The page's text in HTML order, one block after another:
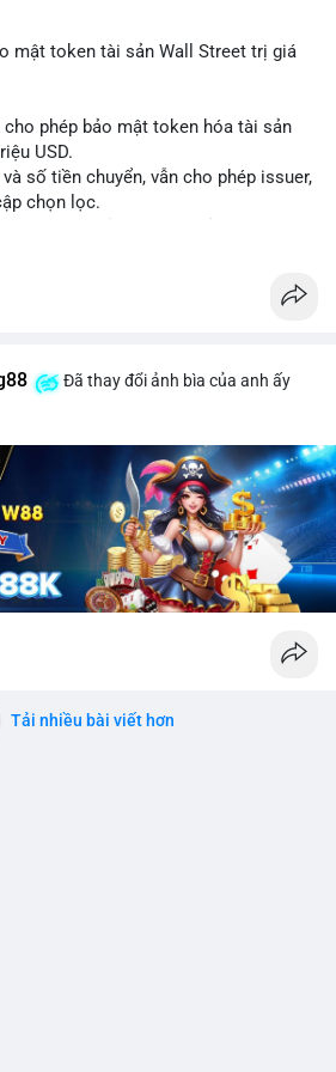
mật token tài sản Wall Street trị giá
phép bảo mật token hóa tài sản
USD.
số tiền chuyển, vẫn cho phép issuer,
chọn lọc.
Đã thay đổi ảnh bìa của anh ấy
Tải nhiều bài viết hơn